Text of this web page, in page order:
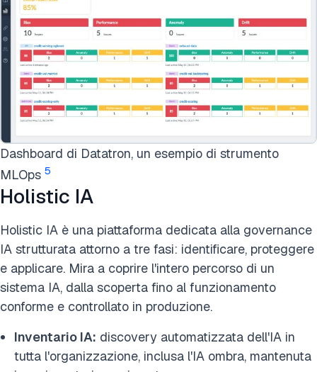
Dashboard di Datatron, un esempio di strumento
MLOps 5
Holistic IA
Holistic IA è una piattaforma dedicata alla governance
IA strutturata attorno a tre fasi: identificare, proteggere
e applicare. Mira a coprire l'intero percorso di un
sistema IA, dalla scoperta fino al funzionamento
conforme e controllato in produzione.
Inventario IA: discovery automatizzata dell'IA in
tutta l'organizzazione, inclusa l'IA ombra, mantenuta